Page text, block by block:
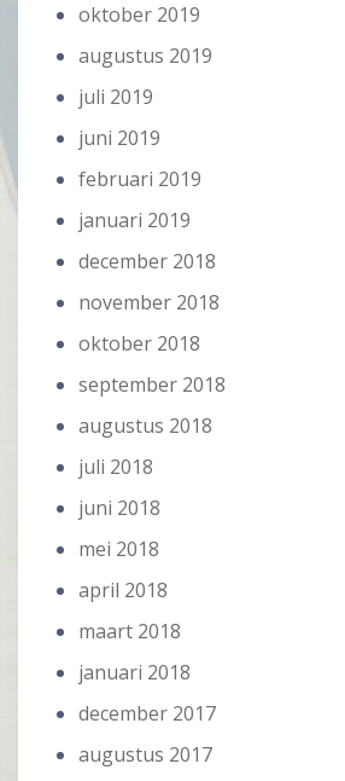
oktober 2019
augustus 2019
juli 2019
juni 2019
februari 2019
januari 2019
december 2018
november 2018
oktober 2018
september 2018
augustus 2018
juli 2018
juni 2018
mei 2018
april 2018
maart 2018
januari 2018
december 2017
augustus 2017